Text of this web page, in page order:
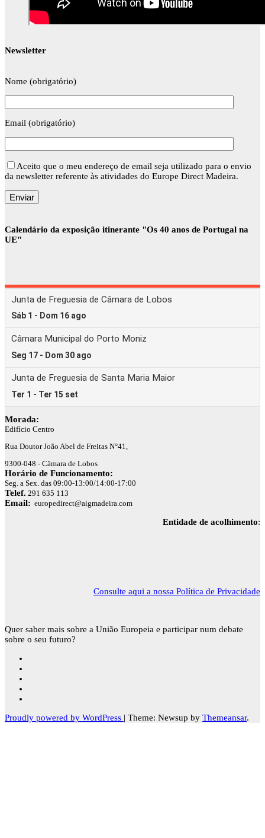
Newsletter
Nome (obrigatório)
Email (obrigatório)
Aceito que o meu endereço de email seja utilizado para o envio
da newsletter referente às atividades do Europe Direct Madeira.
Calendário da exposição itinerante "Os 40 anos de Portugal na
UE"
Morada:
Edifício Centro
Rua Doutor João Abel de Freitas N°41,
9300-048 - Câmara de Lobos
Horário de Funcionamento:
Seg. a Sex. das 09:00-13:00/14:00-17:00
Telef. 291 635 113
Email: europedirect@aigmadeira.com
Entidade de acolhimento:
Consulte aqui a nossa Política de Privacidade
Quer saber mais sobre a União Europeia e participar num debate
sobre o seu futuro?
Proudly powered by WordPress | Theme: Newsup by Themeansar.